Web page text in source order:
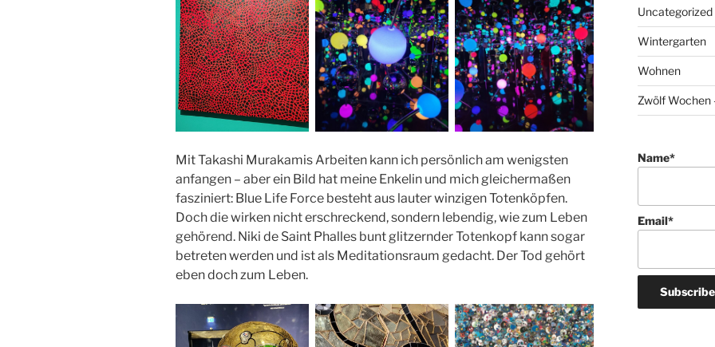
Mit Takashi Murakamis Arbeiten kann ich persönlich am wenigsten
anfangen – aber ein Bild hat meine Enkelin und mich gleichermaßen
fasziniert: Blue Life Force besteht aus lauter winzigen Totenköpfen.
Doch die wirken nicht erschreckend, sondern lebendig, wie zum Leben
gehörend. Niki de Saint Phalles bunt glitzernder Totenkopf kann sogar
betreten werden und ist als Meditationsraum gedacht. Der Tod gehört
eben doch zum Leben.
Uncategorized
Wintergarten
Wohnen
Zwölf Wochen
Name*
Email*